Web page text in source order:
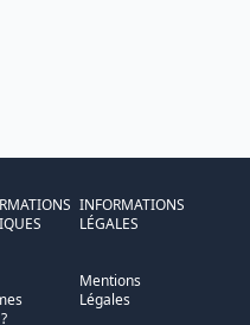
INFORMATIONS
LÉGALES
Mentions
Légales